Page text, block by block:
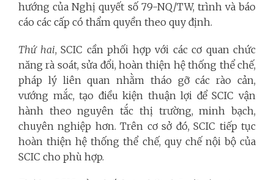
hướng của Nghị quyết số 79-NQ/TW, trình và báo
cáo các cấp có thẩm quyền theo quy định.
Thứ hai, SCIC cần phối hợp với các cơ quan chức
năng rà soát, sửa đổi, hoàn thiện hệ thống thể chế,
pháp lý liên quan nhằm tháo gỡ các rào cản,
vướng mắc, tạo điều kiện thuận lợi để SCIC vận
hành theo nguyên tắc thị trường, minh bạch,
chuyên nghiệp hơn. Trên cơ sở đó, SCIC tiếp tục
hoàn thiện hệ thống thể chế, quy chế nội bộ của
SCIC cho phù hợp.